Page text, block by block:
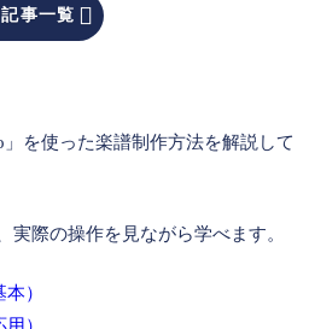
記事一覧 
を使った楽譜制作方法を解説して
実際の操作を見ながら学べます。
）
）